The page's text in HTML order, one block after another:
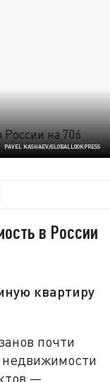
PAVEL KASHAEV/GLOBALLOOKPRESS
в России
квартиру
почти
недвижимости
—